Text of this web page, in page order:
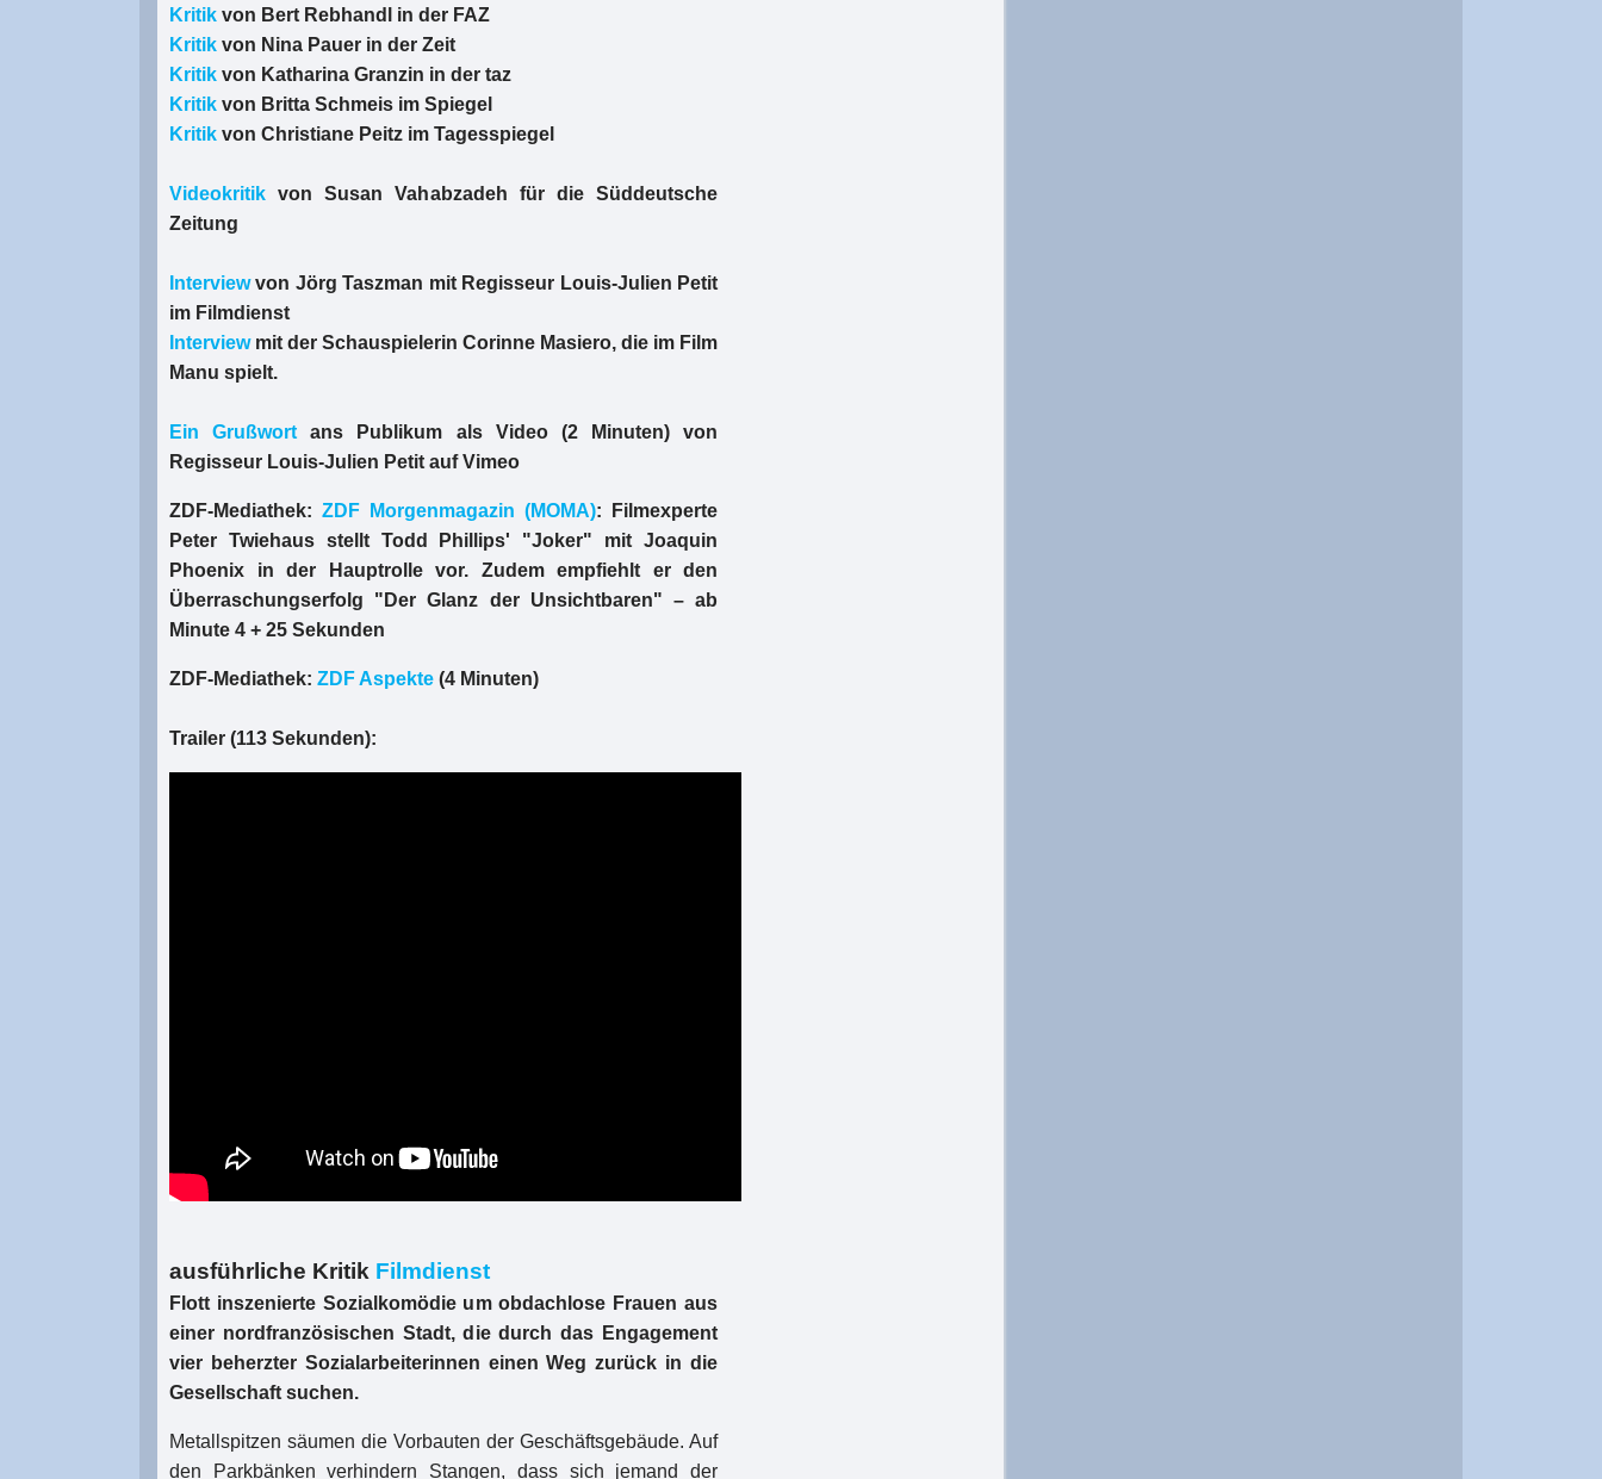
Kritik von Bert Rebhandl in der FAZ
Kritik von Nina Pauer in der Zeit
Kritik von Katharina Granzin in der taz
Kritik von Britta Schmeis im Spiegel
Kritik von Christiane Peitz im Tagesspiegel
Videokritik von Susan Vahabzadeh für die Süddeutsche
Zeitung
Interviewvon Jörg Taszman mit Regisseur Louis-Julien Petit
im Filmdienst
Interviewmit der Schauspielerin Corinne Masiero, die im Film
Manu spielt.
Ein Grußwort ans Publikum als Video (2 Minuten) von
Regisseur Louis-Julien Petit auf Vimeo
ZDF-Mediathek: ZDF Morgenmagazin (MOMA): Filmexperte
Peter Twiehaus stellt Todd Phillips' "Joker" mit Joaquin
Phoenix in der Hauptrolle vor. Zudem empfiehlt er den
Überraschungserfolg "Der Glanz der Unsichtbaren" – ab
Minute 4 + 25 Sekunden
ZDF-Mediathek: ZDF Aspekte (4 Minuten)
Trailer (113 Sekunden):
ausführliche Kritik Filmdienst
Flott inszenierte Sozialkomödie um obdachlose Frauen aus
einer nordfranzösischen Stadt, die durch das Engagement
vier beherzter Sozialarbeiterinnen einen Weg zurück in die
Gesellschaft suchen.
Metallspitzen säumen die Vorbauten der Geschäftsgebäude. Auf
den Parkbänken verhindern Stangen, dass sich jemand der